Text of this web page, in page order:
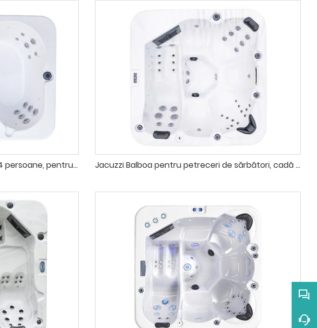
Spa în aer liber Wellness pentru 4 persoane, pentru vilă, grădină Jacuzzi Balboa pentru petreceri de sărbători, cadă spa pentru 6 persoane